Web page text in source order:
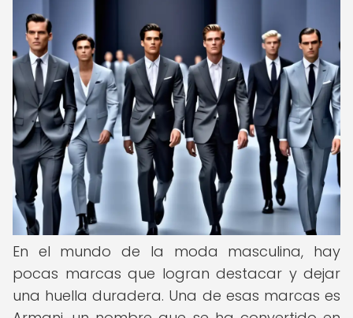
En el mundo de la moda masculina, hay
pocas marcas que logran destacar y dejar
una huella duradera. Una de esas marcas es